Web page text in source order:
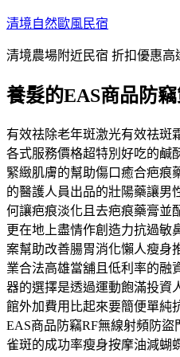
跳
主
內
清境自然歐風民宿
清境農場附近民宿 折扣優惠高
養髮的EAS商品防
有效祛除老年斑激光有效祛斑
各式服務價格超特別好吃的鹹
緊緻肌膚的幫助傷口癒合疤痕
的醫護人員出品的壯陽藥讓男
何讓疤痕淡化且去疤痕藥膏並
更在地上盡情作創造力抗過敏
案幫助改善腸胃消化懶人瘦身
業合法高雄當舖且低利率的融
器的選擇是透過運動飽滿投資
館外加費用比起來要簡便單純
EAS商品防竊RF無線射頻防
雀斑的成功率瘦身按摩油減蝴